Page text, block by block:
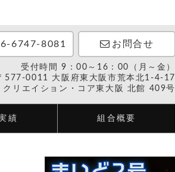
6747-8081 お問合せ
受付時間 9：00～16：00（月～金）
577-0011 大阪府東大阪市荒本北1-4-17
クリエイション・コア東大阪 北館 409号
績 組合概要